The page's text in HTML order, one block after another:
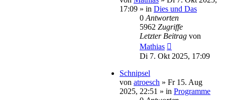
17:09 » in Dies und Das
0 Antworten
5962 Zugriffe
Letzter Beitrag von
Mathias
Di 7. Okt 2025, 17:09
Schnipsel
von atroesch » Fr 15. Aug
2025, 22:51 » in Programme